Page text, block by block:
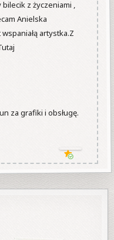
bilecik z życzeniami ,
Anielska
artystka.Z
za grafiki i obsługę.